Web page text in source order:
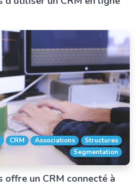
CRM Associations
Structures
Segmentation
offre un CRM connecté à